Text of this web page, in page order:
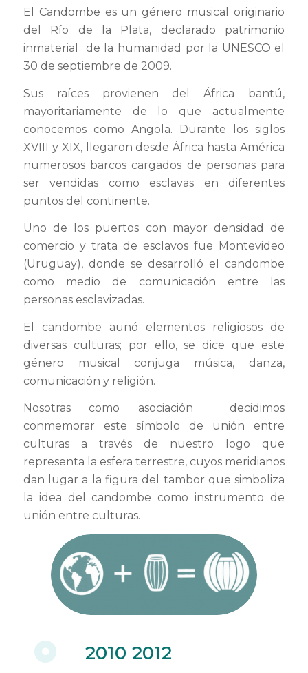
El Candombe es un género musical originario
del Río de la Plata, declarado patrimonio
inmaterial de la humanidad por la UNESCO el
30 de septiembre de 2009.
Sus raíces provienen del África bantú,
mayoritariamente de lo que actualmente
conocemos como Angola. Durante los siglos
XVIII y XIX, llegaron desde África hasta América
numerosos barcos cargados de personas para
ser vendidas como esclavas en diferentes
puntos del continente.
Uno de los puertos con mayor densidad de
comercio y trata de esclavos fue Montevideo
(Uruguay), donde se desarrolló el candombe
como medio de comunicación entre las
personas esclavizadas.
El candombe aunó elementos religiosos de
diversas culturas; por ello, se dice que este
género musical conjuga música, danza,
comunicación y religión.
Nosotras como asociación decidimos
conmemorar este símbolo de unión entre
culturas a través de nuestro logo que
representa la esfera terrestre, cuyos meridianos
dan lugar a la figura del tambor que simboliza
la idea del candombe como instrumento de
unión entre culturas.
2010 2012